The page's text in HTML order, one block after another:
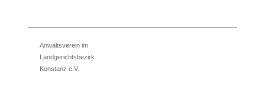
Anwaltsverein im
Landgerichtsbezirk
Konstanz e.V.